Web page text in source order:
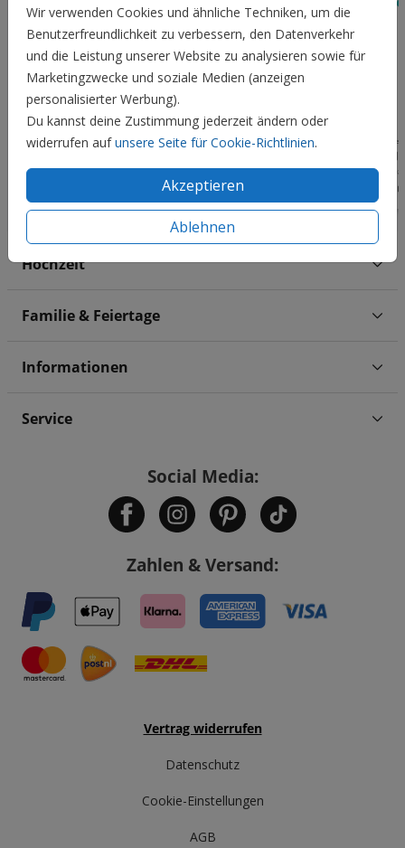
Wir verwenden Cookies und ähnliche Techniken, um die
Benutzerfreundlichkeit zu verbessern, den Datenverkehr
und die Leistung unserer Website zu analysieren sowie für
Marketingzwecke und soziale Medien (anzeigen
personalisierter Werbung).
Du kannst deine Zustimmung jederzeit ändern oder
widerrufen aufunsere Seite für Cookie-Richtlinien.
Akzeptieren
Ablehnen
Hochzeit
Familie & Feiertage
Informationen
Service
Social Media:
Zahlen & Versand:
Vertrag widerrufen
Datenschutz
Cookie-Einstellungen
AGB